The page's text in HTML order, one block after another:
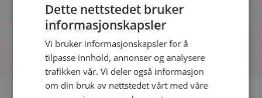
sammen som hånd i hanske?
Dette nettstedet bruker
informasjonskapsler
Vi bruker informasjonskapsler for å
tilpasse innhold, annonser og analysere
trafikken vår. Vi deler også informasjon
om din bruk av nettstedet vårt med våre